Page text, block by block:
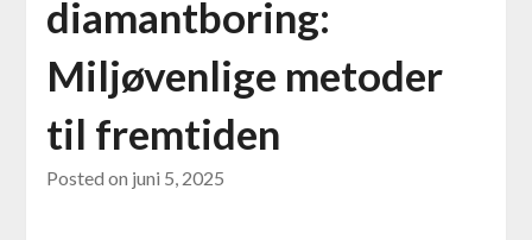
diamantboring:
Miljøvenlige metoder
til fremtiden
Posted on juni 5, 2025